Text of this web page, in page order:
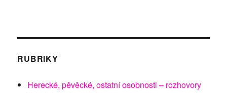
RUBRIKY
Herecké, pěvěcké, ostatní osobnosti – rozhovory